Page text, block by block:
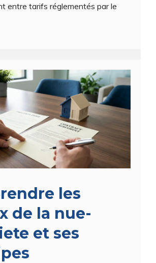
entre tarifs réglementés par le
les
de la nue-
et ses